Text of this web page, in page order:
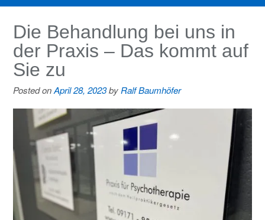
Die Behandlung bei uns in
der Praxis – Das kommt auf
Sie zu
Posted onApril 28, 2023by Ralf Baumhöfer